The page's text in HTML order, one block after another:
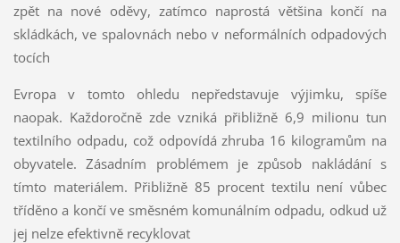
zpět na nové oděvy, zatímco naprostá většina končí na
skládkách, ve spalovnách nebo v neformálních odpadových
tocích
Evropa v tomto ohledu nepředstavuje výjimku, spíše
naopak. Každoročně zde vzniká přibližně 6,9 milionu tun
textilního odpadu, což odpovídá zhruba 16 kilogramům na
obyvatele. Zásadním problémem je způsob nakládání s
tímto materiálem. Přibližně 85 procent textilu není vůbec
tříděno a končí ve směsném komunálním odpadu, odkud už
jej nelze efektivně recyklovat